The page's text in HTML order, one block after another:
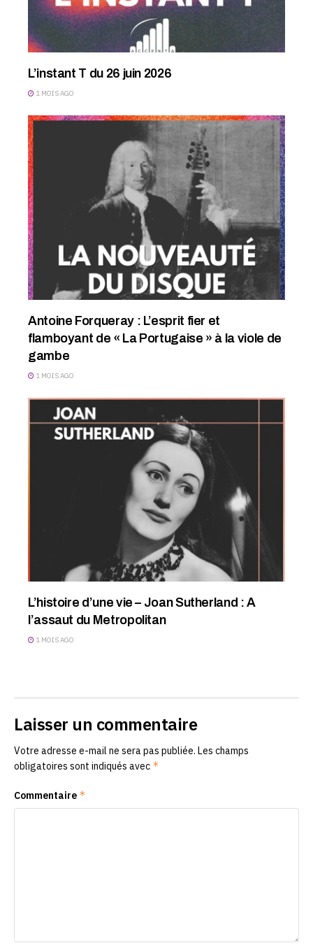
L’instant T du 26 juin 2026
1 MOIS AGO
Antoine Forqueray : L’esprit fier et
flamboyant de « La Portugaise » à la viole de
gambe
1 MOIS AGO
L’histoire d’une vie – Joan Sutherland : A
l’assaut du Metropolitan
1 MOIS AGO
Laisser un commentaire
Votre adresse e-mail ne sera pas publiée. Les champs
obligatoires sont indiqués avec *
Commentaire *